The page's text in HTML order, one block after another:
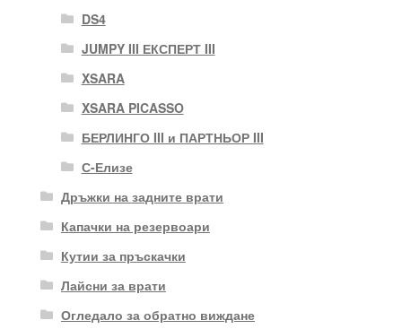
DS4
JUMPY III ЕКСПЕРТ III
XSARA
XSARA PICASSO
БЕРЛИНГО III и ПАРТНЬОР III
С-Елизе
Дръжки на задните врати
Капачки на резервоари
Кутии за пръскачки
Лайсни за врати
Огледало за обратно виждане